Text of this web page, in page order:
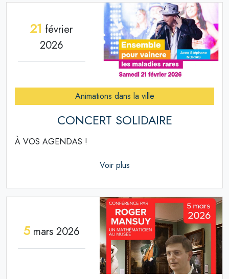
21 février
2026
Animations dans la ville
CONCERT SOLIDAIRE
À VOS AGENDAS !
Voir plus
5mars 2026